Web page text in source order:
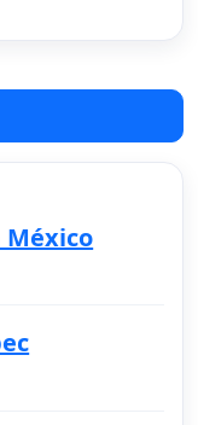
México